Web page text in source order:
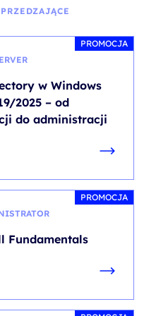
PROMOCJA
w Windows
2025 – od
do administracji
PROMOCJA
Fundamentals